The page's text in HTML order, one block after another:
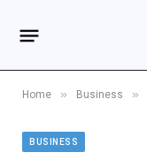
Home » Business »
BUSINESS